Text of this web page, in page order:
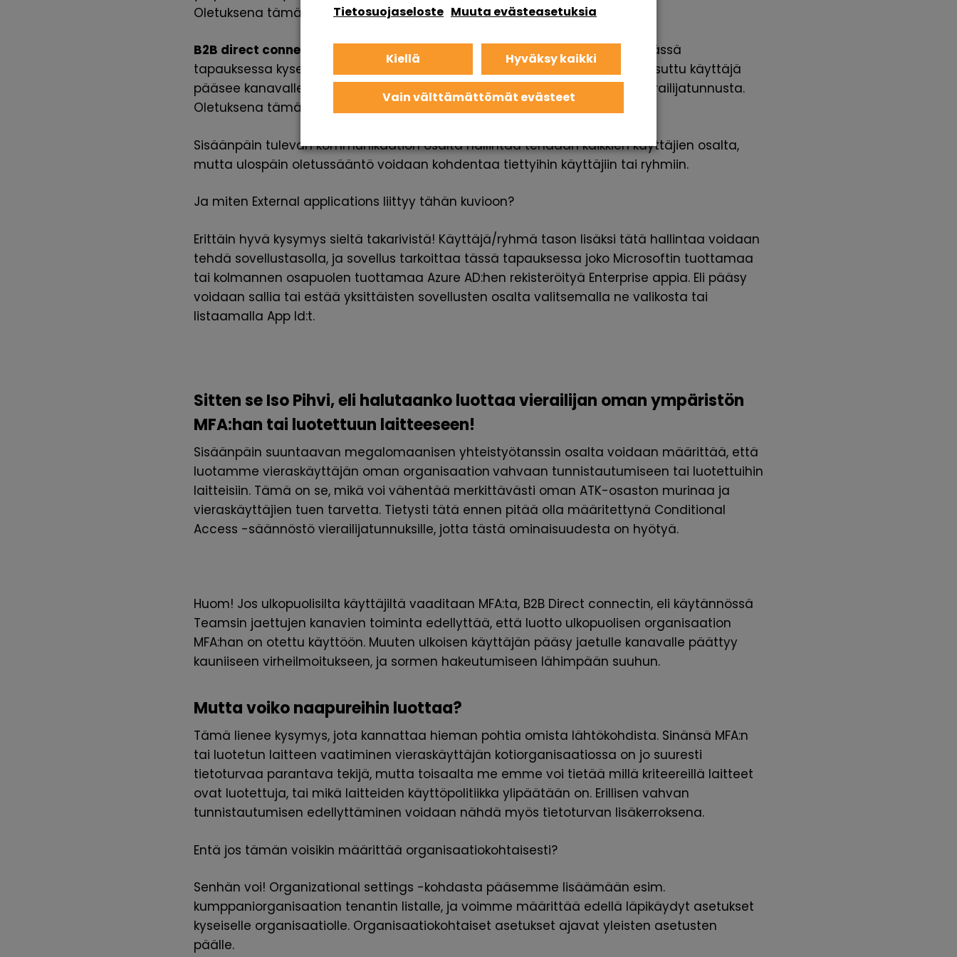
Oletuksena tämä on sallittu.
B2B direct connect
-skenaario liittyy mm. Teamsin Shared Channeliin, ja tässä
tapauksessa kyseessä ei ole Guest-tunnukset, vaan Shared Channeliin kutsuttu käyttäjä
pääsee kanavalle kotitenanttinsa identiteetin turvin suoraan, siis ilman vierailijatunnusta.
Oletuksena tämä on estetty.
Sisäänpäin tulevan kommunikaation osalta hallintaa tehdään kaikkien käyttäjien osalta,
mutta ulospäin oletussääntö voidaan kohdentaa tiettyihin käyttäjiin tai ryhmiin.
Ja miten External applications liittyy tähän kuvioon?
Erittäin hyvä kysymys sieltä takarivistä! Käyttäjä/ryhmä tason lisäksi tätä hallintaa voidaan
tehdä sovellustasolla, ja sovellus tarkoittaa tässä tapauksessa joko Microsoftin tuottamaa
tai kolmannen osapuolen tuottamaa Azure AD:hen rekisteröityä Enterprise appia. Eli pääsy
voidaan sallia tai estää yksittäisten sovellusten osalta valitsemalla ne valikosta tai
listaamalla App Id:t.
Sitten se Iso Pihvi, eli halutaanko luottaa vierailijan oman ympäristön
MFA:han tai luotettuun laitteeseen!
Sisäänpäin suuntaavan megalomaanisen yhteistyötanssin osalta voidaan määrittää, että
luotamme vieraskäyttäjän oman organisaation vahvaan tunnistautumiseen tai luotettuihin
laitteisiin. Tämä on se, mikä voi vähentää merkittävästi oman ATK-osaston murinaa ja
vieraskäyttäjien tuen tarvetta. Tietysti tätä ennen pitää olla määritettynä Conditional
Access -säännöstö vierailijatunnuksille, jotta tästä ominaisuudesta on hyötyä.
Huom! Jos ulkopuolisilta käyttäjiltä vaaditaan MFA:ta, B2B Direct connectin, eli käytännössä
Teamsin jaettujen kanavien toiminta edellyttää, että luotto ulkopuolisen organisaation
MFA:han on otettu käyttöön. Muuten ulkoisen käyttäjän pääsy jaetulle kanavalle päättyy
kauniiseen virheilmoitukseen, ja sormen hakeutumiseen lähimpään suuhun.
Mutta voiko naapureihin luottaa?
Tämä lienee kysymys, jota kannattaa hieman pohtia omista lähtökohdista. Sinänsä MFA:n
tai luotetun laitteen vaatiminen vieraskäyttäjän kotiorganisaatiossa on jo suuresti
tietoturvaa parantava tekijä, mutta toisaalta me emme voi tietää millä kriteereillä laitteet
ovat luotettuja, tai mikä laitteiden käyttöpolitiikka ylipäätään on. Erillisen vahvan
tunnistautumisen edellyttäminen voidaan nähdä myös tietoturvan lisäkerroksena.
Entä jos tämän voisikin määrittää organisaatiokohtaisesti?
Senhän voi! Organizational settings -kohdasta pääsemme lisäämään esim.
kumppaniorganisaation tenantin listalle, ja voimme määrittää edellä läpikäydyt asetukset
kyseiselle organisaatiolle. Organisaatiokohtaiset asetukset ajavat yleisten asetusten
päälle.
Tietosuojaseloste Muuta evästeasetuksia
Kiellä Hyväksy kaikki
Vain välttämättömät evästeet